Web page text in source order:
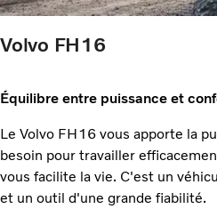
Volvo FH16
Équilibre entre puissance et
Le Volvo FH16 vous apporte la
besoin pour travailler
vous facilite la vie. C'est un
et un outil d'une grande fiabilité.